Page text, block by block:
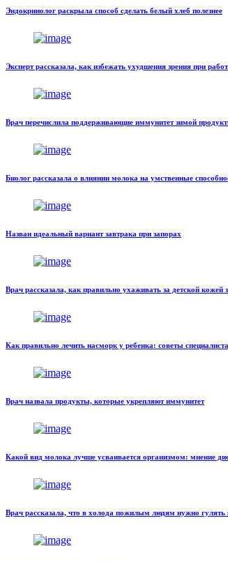
Эндокринолог раскрыла способ сделать белый хлеб полезнее
Эксперт рассказала, как избежать ухудшения зрения при
Врач перечислила поддерживающие иммунитет зимой
Биолог рассказала о влиянии молока на умственные
Назван идеальный вариант завтрака при запорах
Врач рассказала, как правильно ухаживать за детской кожей
Как правильно лечить насморк у ребенка: советы специалиста
Врач назвала продукты, которые укрепляют иммунитет
Какой вид молока лучше усваивается организмом: мнение
Врач рассказала, что в холода пожилым людям нужно гулять